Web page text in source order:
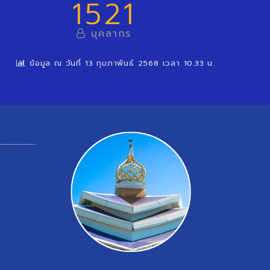
1521
บุคลากร
ข้อมูล ณ วันที่ 13 กุมภาพันธ์ 2568 เวลา 10.33 น.